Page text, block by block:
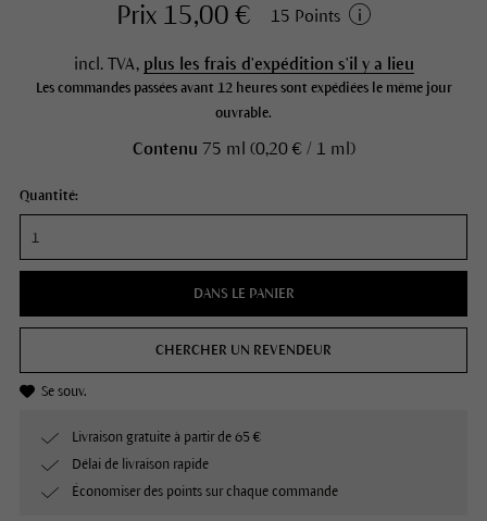
Prix 15,00 € 15 Points
incl. TVA, plus les frais d'expédition s'il y a lieu
Les commandes passées avant 12 heures sont expédiées le même jour
ouvrable.
Contenu 75 ml (0,20 € / 1 ml)
Quantité:
DANS LE PANIER
CHERCHER UN REVENDEUR
Se souv.
Livraison gratuite à partir de 65 €
Délai de livraison rapide
Économiser des points sur chaque commande